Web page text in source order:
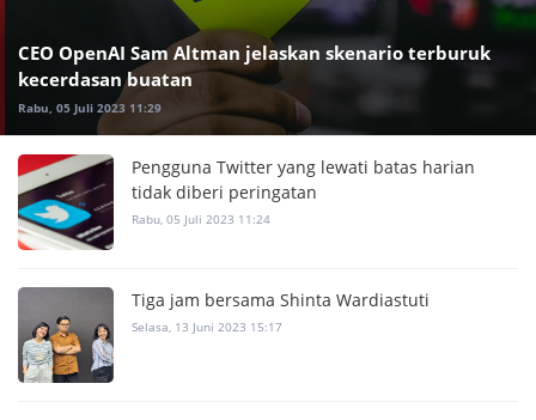
CEO OpenAI Sam Altman jelaskan skenario terburuk
kecerdasan buatan
Rabu, 05 Juli 2023 11:29
Pengguna Twitter yang lewati batas harian
tidak diberi peringatan
Rabu, 05 Juli 2023 11:24
Tiga jam bersama Shinta Wardiastuti
Selasa, 13 Juni 2023 15:17